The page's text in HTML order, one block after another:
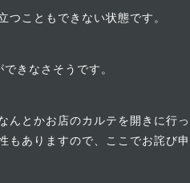
こともできない状態です。
きなさそうです。
んとかお店のカルテを開きに行
ありますので、ここでお詫び申